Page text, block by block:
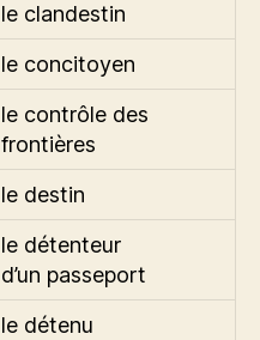
le clandestin
le concitoyen
le contrôle des
frontières
le destin
le détenteur
d’un passeport
le détenu